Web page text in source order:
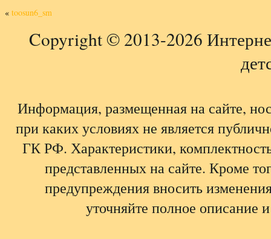
« toosun6_sm
Copyright © 2013-2026
Информация, размещенная на сайте,
при каких условиях не является
ГК РФ. Характеристики,
представленных на сайте. Кроме
предупреждения вносить
уточняйте полное описание